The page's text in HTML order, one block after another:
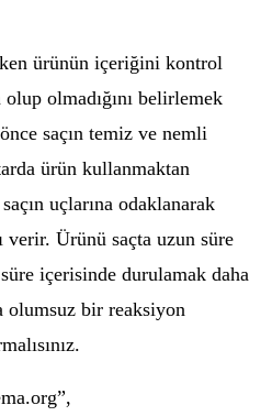
ürünün içeriğini kontrol
olmadığını belirlemek
saçın temiz ve nemli
ürün kullanmaktan
uçlarına odaklanarak
verir. Ürünü saçta uzun süre
içerisinde durulamak daha
olumsuz bir reaksiyon